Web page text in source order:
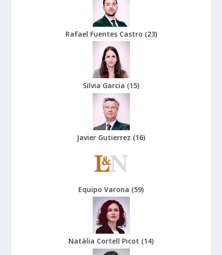
Rafael Fuentes Castro (23)
Silvia Garcia (15)
Javier Gutierrez (16)
Equipo Varona (59)
Natàlia Cortell Picot (14)